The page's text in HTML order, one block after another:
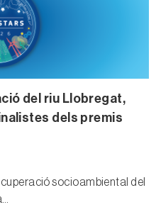
del riu Llobregat,
dels premis
socioambiental del